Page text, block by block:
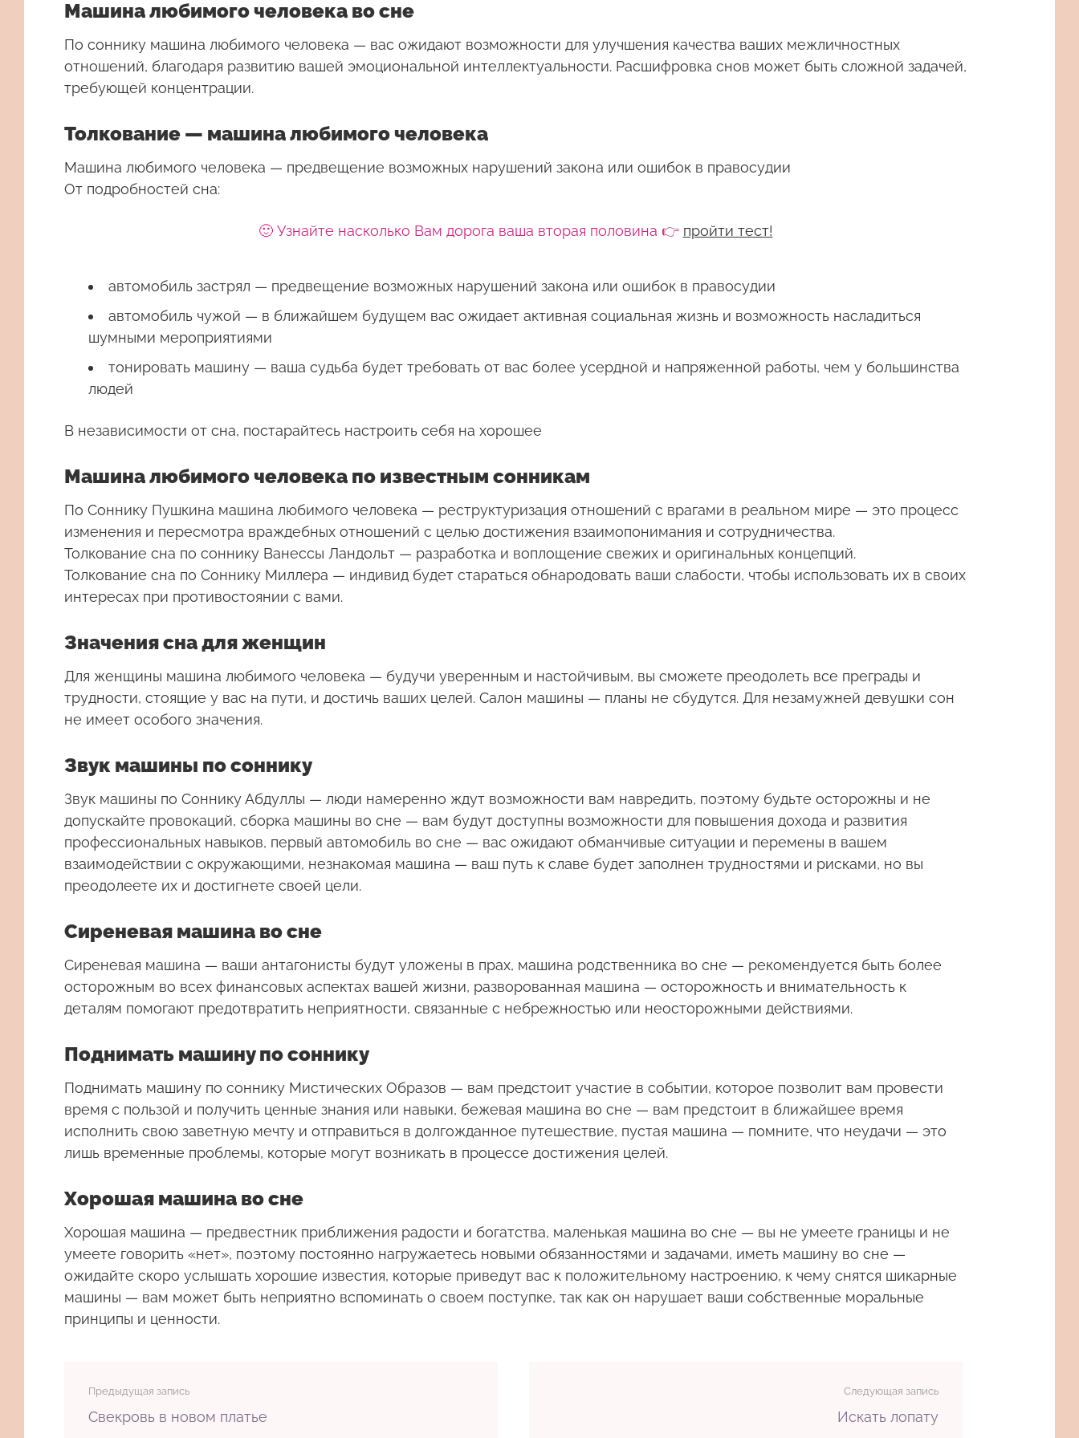
Машина любимого человека во сне
По соннику машина любимого человека — вас ожидают возможности для улучшения качества ваших межличностных
отношений, благодаря развитию вашей эмоциональной интеллектуальности. Расшифровка снов может быть сложной задачей,
требующей концентрации.
Толкование — машина любимого человека
Машина любимого человека — предвещение возможных нарушений закона или ошибок в правосудии
От подробностей сна:
🙂 Узнайте насколько Вам дорога ваша вторая половина 👉 пройти тест!
автомобиль застрял — предвещение возможных нарушений закона или ошибок в правосудии
автомобиль чужой — в ближайшем будущем вас ожидает активная социальная жизнь и возможность насладиться
шумными мероприятиями
тонировать машину — ваша судьба будет требовать от вас более усердной и напряженной работы, чем у большинства
людей
В независимости от сна, постарайтесь настроить себя на хорошее
Машина любимого человека по известным сонникам
По Соннику Пушкина машина любимого человека — реструктуризация отношений с врагами в реальном мире — это процесс
изменения и пересмотра враждебных отношений с целью достижения взаимопонимания и сотрудничества.
Толкование сна по соннику Ванессы Ландольт — разработка и воплощение свежих и оригинальных концепций.
Толкование сна по Соннику Миллера — индивид будет стараться обнародовать ваши слабости, чтобы использовать их в своих
интересах при противостоянии с вами.
Значения сна для женщин
Для женщины машина любимого человека — будучи уверенным и настойчивым, вы сможете преодолеть все преграды и
трудности, стоящие у вас на пути, и достичь ваших целей. Салон машины — планы не сбудутся. Для незамужней девушки сон
не имеет особого значения.
Звук машины по соннику
Звук машины по Соннику Абдуллы — люди намеренно ждут возможности вам навредить, поэтому будьте осторожны и не
допускайте провокаций, сборка машины во сне — вам будут доступны возможности для повышения дохода и развития
профессиональных навыков, первый автомобиль во сне — вас ожидают обманчивые ситуации и перемены в вашем
взаимодействии с окружающими, незнакомая машина — ваш путь к славе будет заполнен трудностями и рисками, но вы
преодолеете их и достигнете своей цели.
Сиреневая машина во сне
Сиреневая машина — ваши антагонисты будут уложены в прах, машина родственника во сне — рекомендуется быть более
осторожным во всех финансовых аспектах вашей жизни, разворованная машина — осторожность и внимательность к
деталям помогают предотвратить неприятности, связанные с небрежностью или неосторожными действиями.
Поднимать машину по соннику
Поднимать машину по соннику Мистических Образов — вам предстоит участие в событии, которое позволит вам провести
время с пользой и получить ценные знания или навыки, бежевая машина во сне — вам предстоит в ближайшее время
исполнить свою заветную мечту и отправиться в долгожданное путешествие, пустая машина — помните, что неудачи — это
лишь временные проблемы, которые могут возникать в процессе достижения целей.
Хорошая машина во сне
Хорошая машина — предвестник приближения радости и богатства, маленькая машина во сне — вы не умеете границы и не
умеете говорить «нет», поэтому постоянно нагружаетесь новыми обязанностями и задачами, иметь машину во сне —
ожидайте скоро услышать хорошие известия, которые приведут вас к положительному настроению, к чему снятся шикарные
машины — вам может быть неприятно вспоминать о своем поступке, так как он нарушает ваши собственные моральные
принципы и ценности.
Предыдущая запись
Свекровь в новом платье
Следующая запись
Искать лопату